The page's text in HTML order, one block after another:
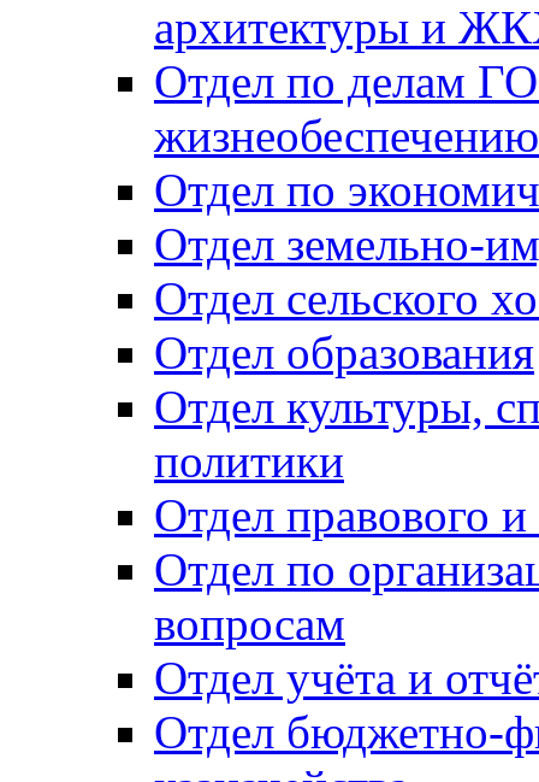
архитектуры и
Отдел по делам
Отдел по
Отдел земельно-
Отдел сельского
Отдел образования
Отдел культуры,
политики
Отдел правового
Отдел по
вопросам
Отдел учёта и
Отдел бюджетно-